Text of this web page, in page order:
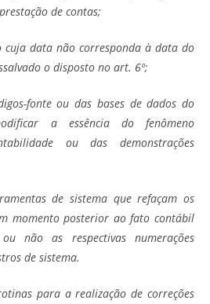
de contas;
cuja data não corresponda à data do
o disposto no art. 6º;
fonte ou das bases de dados do
a essência do fenômeno
ou das demonstrações
de sistema que refaçam os
momento posterior ao fato contábil
não as respectivas numerações
de sistema.
para a realização de correções